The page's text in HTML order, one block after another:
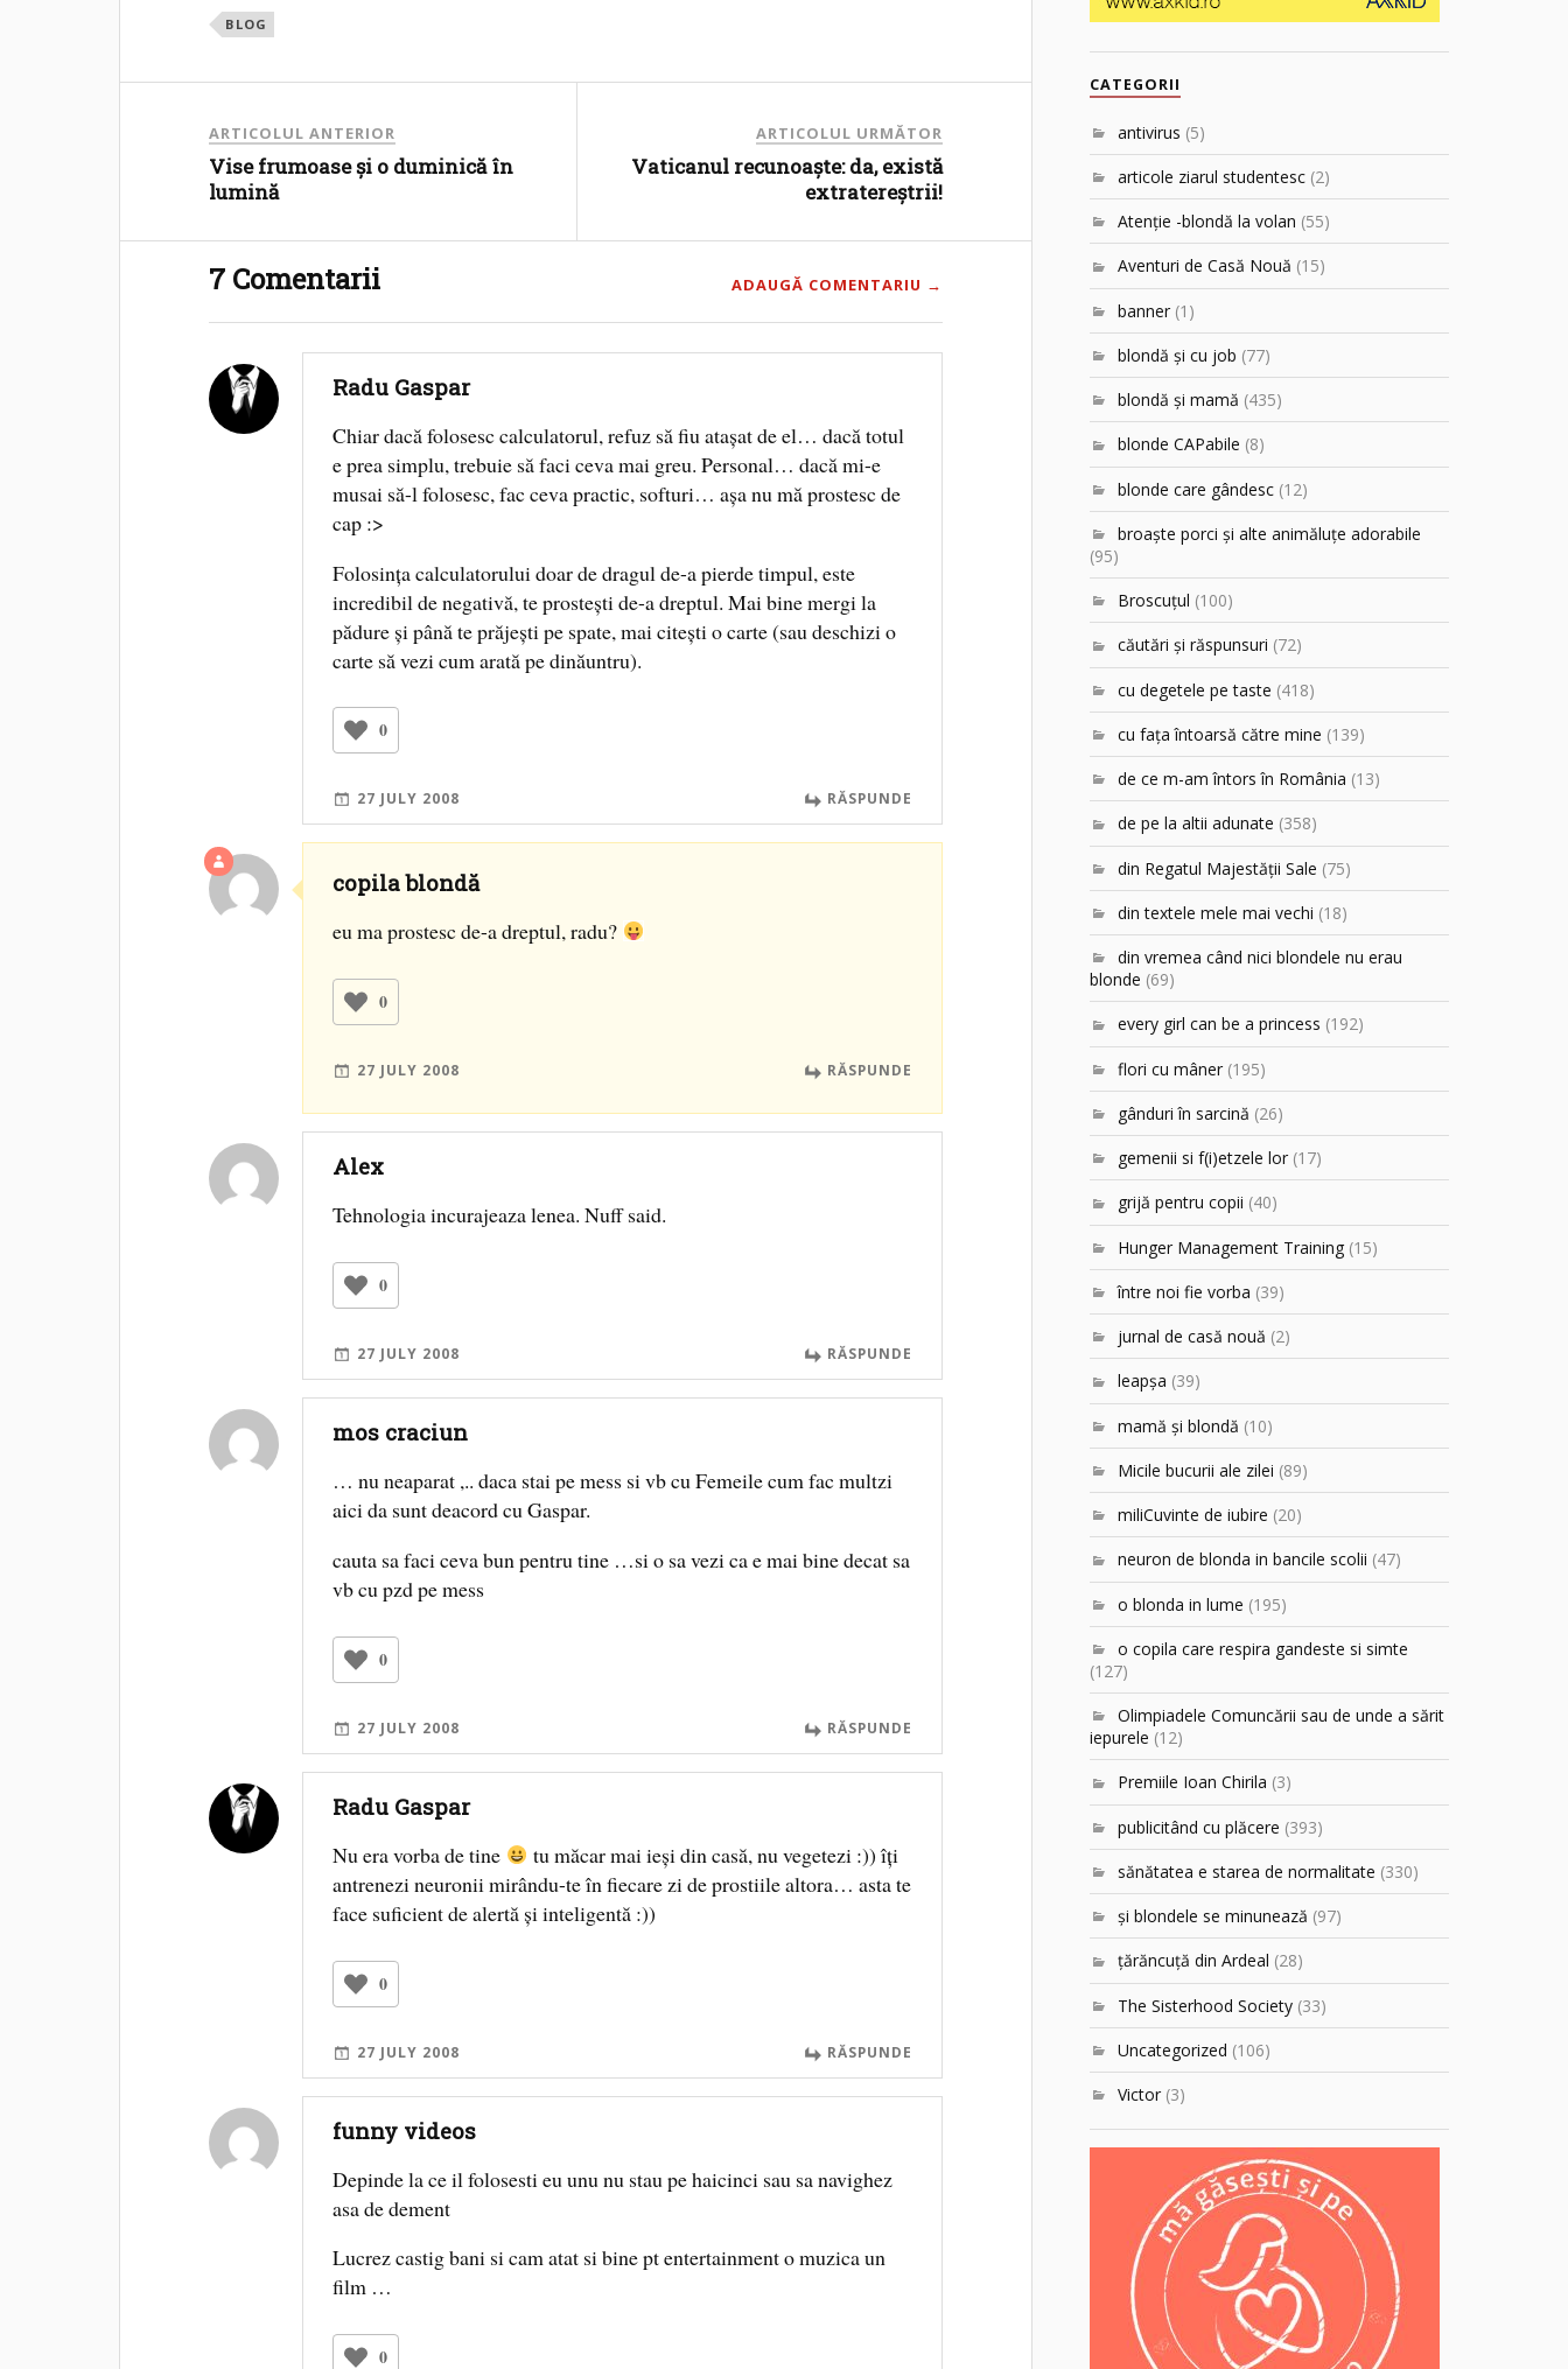
BLOG
ARTICOLUL ANTERIOR
Vise frumoase şi o duminică în
lumină
ARTICOLUL URMĂTOR
Vaticanul recunoaşte: da, există
extratereştrii!
7 Comentarii ADAUGĂ COMENTARIU →
Radu Gaspar
Chiar dacă folosesc calculatorul, refuz să fiu ataşat de el… dacă totul
e prea simplu, trebuie să faci ceva mai greu. Personal… dacă mi-e
musai să-l folosesc, fac ceva practic, softuri… aşa nu mă prostesc de
cap :>
Folosinţa calculatorului doar de dragul de-a pierde timpul, este
incredibil de negativă, te prosteşti de-a dreptul. Mai bine mergi la
pădure şi până te prăjeşti pe spate, mai citeşti o carte (sau deschizi o
carte să vezi cum arată pe dinăuntru).
0
27 JULY 2008 RĂSPUNDE
copila blondă
eu ma prostesc de-a dreptul, radu?
0
27 JULY 2008 RĂSPUNDE
Alex
Tehnologia incurajeaza lenea. Nuff said.
0
27 JULY 2008 RĂSPUNDE
mos craciun
… nu neaparat ,.. daca stai pe mess si vb cu Femeile cum fac multzi
aici da sunt deacord cu Gaspar.
cauta sa faci ceva bun pentru tine …si o sa vezi ca e mai bine decat sa
vb cu pzd pe mess
0
27 JULY 2008 RĂSPUNDE
Radu Gaspar
Nu era vorba de tine
tu măcar mai ieşi din casă, nu vegetezi :)) îţi
antrenezi neuronii mirându-te în fiecare zi de prostiile altora… asta te
face suficient de alertă şi inteligentă :))
0
27 JULY 2008 RĂSPUNDE
funny videos
Depinde la ce il folosesti eu unu nu stau pe haicinci sau sa navighez
asa de dement
Lucrez castig bani si cam atat si bine pt entertainment o muzica un
film …
0
CATEGORII
antivirus (5)
articole ziarul studentesc (2)
Atenţie -blondă la volan (55)
Aventuri de Casă Nouă (15)
banner (1)
blondă şi cu job (77)
blondă şi mamă (435)
blonde CAPabile (8)
blonde care gândesc (12)
broaşte porci şi alte animăluţe adorabile
(95)
Broscuțul (100)
căutări şi răspunsuri (72)
cu degetele pe taste (418)
cu faţa întoarsă către mine (139)
de ce m-am întors în România (13)
de pe la altii adunate (358)
din Regatul Majestăţii Sale (75)
din textele mele mai vechi (18)
din vremea când nici blondele nu erau
blonde (69)
every girl can be a princess (192)
flori cu mâner (195)
gânduri în sarcină (26)
gemenii si f(i)etzele lor (17)
grijă pentru copii (40)
Hunger Management Training (15)
între noi fie vorba (39)
jurnal de casă nouă (2)
leapşa (39)
mamă şi blondă (10)
Micile bucurii ale zilei (89)
miliCuvinte de iubire (20)
neuron de blonda in bancile scolii (47)
o blonda in lume (195)
o copila care respira gandeste si simte
(127)
Olimpiadele Comuncării sau de unde a sărit
iepurele (12)
Premiile Ioan Chirila (3)
publicitând cu plăcere (393)
sănătatea e starea de normalitate (330)
şi blondele se minunează (97)
ţărăncuţă din Ardeal (28)
The Sisterhood Society (33)
Uncategorized (106)
Victor (3)